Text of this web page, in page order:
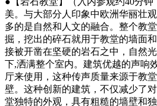
美。与大部分人印象中欧洲华丽壮
多的是自然和人文的融合。整个教
掘，挖出的碎石就用于教堂的墙面
接被开凿在坚硬的岩石之中，自然
下,洒满整个室内。建筑优越的声响
厅来使用，这种传声质量来源于教
壁。这种创新的建筑，不仅减少了
堂独特的外观，具有粗糙的墙壁和